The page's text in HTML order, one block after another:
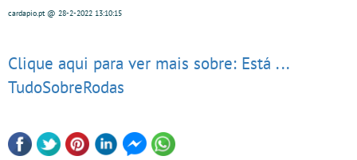
cardapio.pt@ 28-2-2022 13:10:15
Clique aqui para ver mais sobre: Está ...
TudoSobreRodas